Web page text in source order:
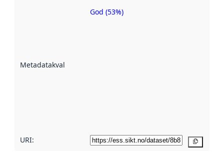
Metadatakvalitet
Metadatakvalitet
God (53%)
URI: